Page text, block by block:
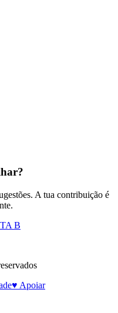
A tua contribuição é
B
♥ Apoiar